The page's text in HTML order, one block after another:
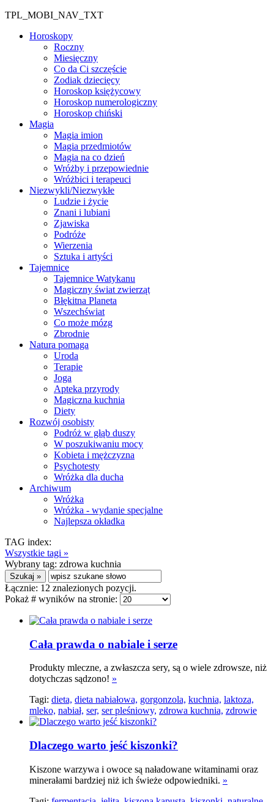
TPL_MOBI_NAV_TXT
Horoskopy
Roczny
Miesięczny
Co da Ci szczęście
Zodiak dziecięcy
Horoskop księżycowy
Horoskop numerologiczny
Horoskop chiński
Magia
Magia imion
Magia przedmiotów
Magia na co dzień
Wróżby i przepowiednie
Wróżbici i terapeuci
Niezwykli/Niezwykłe
Ludzie i życie
Znani i lubiani
Zjawiska
Podróże
Wierzenia
Sztuka i artyści
Tajemnice
Tajemnice Watykanu
Magiczny świat zwierząt
Błękitna Planeta
Wszechświat
Co może mózg
Zbrodnie
Natura pomaga
Uroda
Terapie
Joga
Apteka przyrody
Magiczna kuchnia
Diety
Rozwój osobisty
Podróż w głąb duszy
W poszukiwaniu mocy
Kobieta i mężczyzna
Psychotesty
Wróżka dla ducha
Archiwum
Wróżka
Wróżka - wydanie specjalne
Najlepsza okładka
TAG index:
Wszystkie tagi »
Wybrany tag: zdrowa kuchnia
Łącznie: 12 znalezionych pozycji.
Pokaż # wyników na stronie:
Cała prawda o nabiale i serze
Produkty mleczne, a zwłaszcza sery, są o wiele zdrowsze, niż
dotychczas sądzono! »
Tagi: dieta, dieta nabiałowa, gorgonzola, kuchnia, laktoza,
mleko, nabiał, ser, ser pleśniowy, zdrowa kuchnia, zdrowie
Dlaczego warto jeść kiszonki?
Kiszone warzywa i owoce są naładowane witaminami oraz
minerałami bardziej niż ich świeże odpowiedniki. »